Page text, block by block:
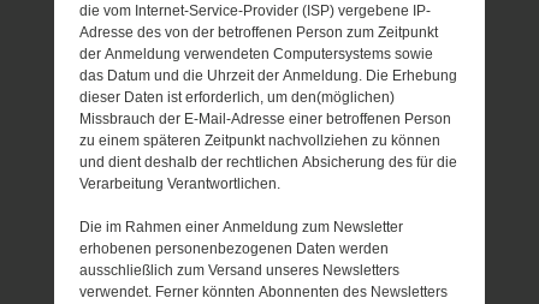
die vom Internet-Service-Provider (ISP) vergebene IP-
Adresse des von der betroffenen Person zum Zeitpunkt
der Anmeldung verwendeten Computersystems sowie
das Datum und die Uhrzeit der Anmeldung. Die Erhebung
dieser Daten ist erforderlich, um den(möglichen)
Missbrauch der E-Mail-Adresse einer betroffenen Person
zu einem späteren Zeitpunkt nachvollziehen zu können
und dient deshalb der rechtlichen Absicherung des für die
Verarbeitung Verantwortlichen.
Die im Rahmen einer Anmeldung zum Newsletter
erhobenen personenbezogenen Daten werden
ausschließlich zum Versand unseres Newsletters
verwendet. Ferner könnten Abonnenten des Newsletters